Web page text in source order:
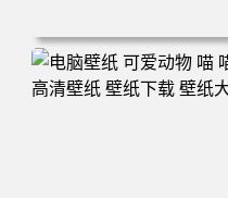
电脑壁纸 动漫 冬季 公交车
160 电脑桌面 高清壁纸 壁